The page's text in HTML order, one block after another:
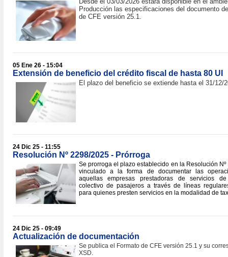
Producción las especificaciones del documento
de CFE versión 25.1.
05 Ene 26 - 15:04
Extensión de beneficio del crédito fiscal de hasta 80 UI
El plazo del beneficio se extiende hasta el 31/12/
24 Dic 25 - 11:55
Resolución Nº 2298/2025 - Prórroga
Se prorroga el plazo establecido en la Resolución
vinculado a la forma de documentar las
aquellas empresas prestadoras de servicios de
colectivo de pasajeros a través de líneas
para quienes presten servicios en la modalidad de
24 Dic 25 - 09:49
Actualización de documentación
Se publica el Formato de CFE versión 25.1 y su
XSD.